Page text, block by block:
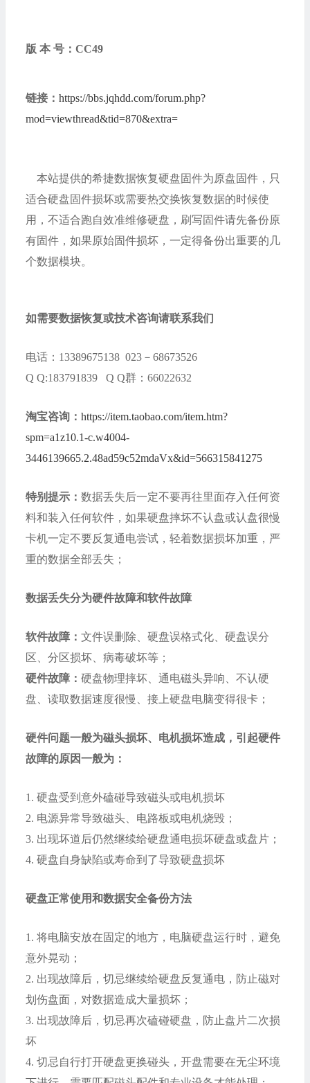
版 本 号： CC49
链接： https://bbs.jqhdd.com/forum.php?
mod=viewthread&tid=870&extra=
本站提供的希捷数据恢复硬盘固件为原盘固件，只
适合硬盘固件损坏或需要热交换恢复数据的时候使
用，不适合跑自效准维修硬盘，刷写固件请先备份原
有固件，如果原始固件损坏，一定得备份出重要的几
个数据模块。
如需要数据恢复或技术咨询请联系我们
电话：13389675138 023－68673526
Q Q:183791839 Q Q群：66022632
淘宝咨询： https://item.taobao.com/item.htm?
spm=a1z10.1-c.w4004-
3446139665.2.48ad59c52mdaVx&id=566315841275
特别提示： 数据丢失后一定不要再往里面存入任何资
料和装入任何软件，如果硬盘摔坏不认盘或认盘很慢
卡机一定不要反复通电尝试，轻着数据损坏加重，严
重的数据全部丢失；
数据丢失分为硬件故障和软件故障
软件故障： 文件误删除、硬盘误格式化、硬盘误分
区、分区损坏、病毒破坏等；
硬件故障： 硬盘物理摔坏、通电磁头异响、不认硬
盘、读取数据速度很慢、接上硬盘电脑变得很卡；
硬件问题一般为磁头损坏、电机损坏造成，引起硬件
故障的原因一般为：
1. 硬盘受到意外磕碰导致磁头或电机损坏
2. 电源异常导致磁头、电路板或电机烧毁；
3. 出现坏道后仍然继续给硬盘通电损坏硬盘或盘片；
4. 硬盘自身缺陷或寿命到了导致硬盘损坏
硬盘正常使用和数据安全备份方法
1. 将电脑安放在固定的地方，电脑硬盘运行时，避免
意外晃动；
2. 出现故障后，切忌继续给硬盘反复通电，防止磁对
划伤盘面，对数据造成大量损坏；
3. 出现故障后，切忌再次磕碰硬盘，防止盘片二次损
坏
4. 切忌自行打开硬盘更换碰头，开盘需要在无尘环境